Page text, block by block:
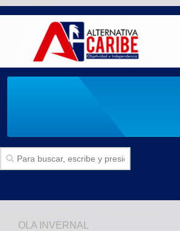
OLA INVERNAL